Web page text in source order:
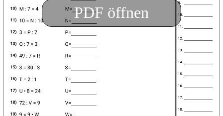
PDF öffnen